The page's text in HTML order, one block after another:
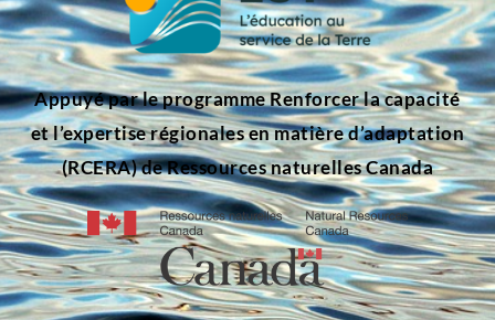
Appuyé par le programme Renforcer la capacité
et l’expertise régionales en matière d’adaptation
(RCERA) de Ressources naturelles Canada